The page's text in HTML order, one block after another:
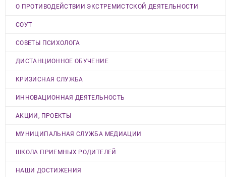
О ПРОТИВОДЕЙСТВИИ ЭКСТРЕМИСТСКОЙ ДЕЯТЕЛЬНОСТИ
СОУТ
СОВЕТЫ ПСИХОЛОГА
ДИСТАНЦИОННОЕ ОБУЧЕНИЕ
КРИЗИСНАЯ СЛУЖБА
ИННОВАЦИОННАЯ ДЕЯТЕЛЬНОСТЬ
АКЦИИ, ПРОЕКТЫ
МУНИЦИПАЛЬНАЯ СЛУЖБА МЕДИАЦИИ
ШКОЛА ПРИЕМНЫХ РОДИТЕЛЕЙ
НАШИ ДОСТИЖЕНИЯ